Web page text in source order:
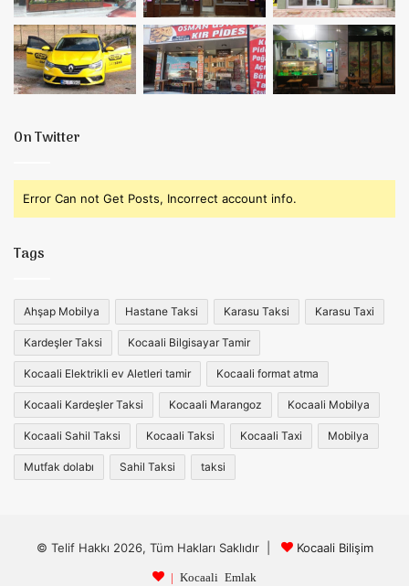
On Twitter
Error Can not Get Posts, Incorrect account info.
Tags
Ahşap Mobilya Hastane Taksi Karasu Taksi Karasu Taxi
Kardeşler Taksi Kocaali Bilgisayar Tamir
Kocaali Elektrikli ev Aletleri tamir Kocaali format atma
Kocaali Kardeşler Taksi Kocaali Marangoz Kocaali Mobilya
Kocaali Sahil Taksi Kocaali Taksi Kocaali Taxi Mobilya
Mutfak dolabı Sahil Taksi taksi
© Telif Hakkı 2026, Tüm Hakları Saklıdır | Kocaali Bilişim
| Kocaali Emlak